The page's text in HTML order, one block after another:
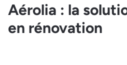
Aérolia : la
en rénovation